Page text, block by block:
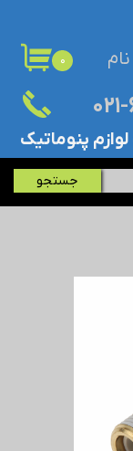
جستجو
۰
پنوماتیک